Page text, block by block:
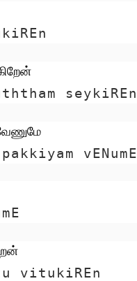
seykiREn
vENumE
vitukiREn